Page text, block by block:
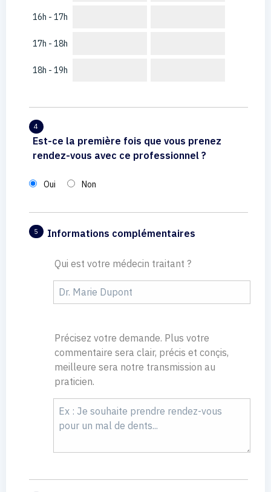
16h - 17h
17h - 18h
18h - 19h
4
Est-ce la première fois que vous prenez
rendez-vous avec ce professionnel ?
Oui Non
5 Informations complémentaires
Qui est votre médecin traitant ?
Précisez votre demande. Plus votre
commentaire sera clair, précis et conçis,
meilleure sera notre transmission au
praticien.